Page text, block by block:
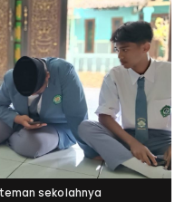
sekolahnya